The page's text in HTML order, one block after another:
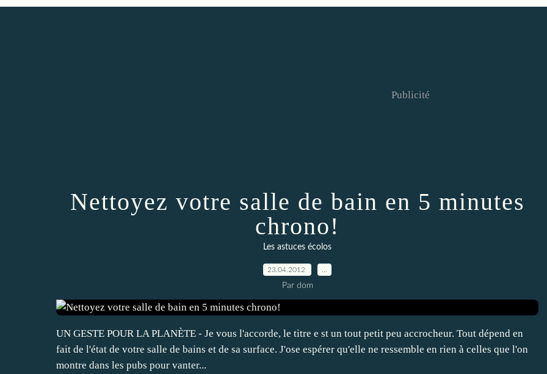
Publicité
Nettoyez votre salle de bain en 5 minutes
chrono!
Les astuces écolos
23.04.2012
Par dom
UN GESTE POUR LA PLANÈTE - Je vous l'accorde, le titre e st un tout petit peu accrocheur. Tout dépend en
fait de l'état de votre salle de bains et de sa surface. J'ose espérer qu'elle ne ressemble en rien à celles que l'on
montre dans les pubs pour vanter...